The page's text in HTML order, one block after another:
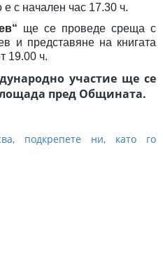
е с начален час 17.30 ч.
ще се проведе среща с
и представяне на книгата
19.00 ч.
участие ще се
пред Общината.
подкрепете ни, като го